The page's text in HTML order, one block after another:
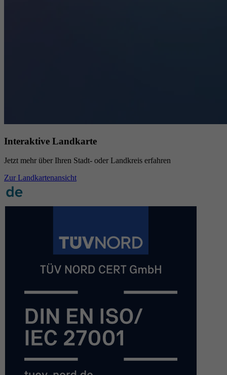
Interaktive Landkarte
Jetzt mehr über Ihren Stadt- oder Landkreis erfahren
Zur Landkartenansicht